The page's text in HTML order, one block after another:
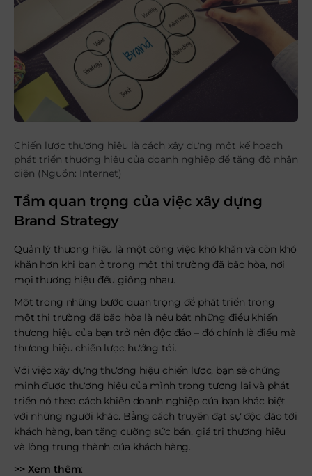
Chiến lược thương hiệu là cách xây dựng một kế hoạch
phát triển thương hiệu của doanh nghiệp để tăng độ nhận
diện (Nguồn: Internet)
Tầm quan trọng của việc xây dựng
Brand Strategy
Quản lý thương hiệu là một công việc khó khăn và còn khó
khăn hơn khi bạn ở trong một thị trường đã bão hòa, nơi
mọi thương hiệu đều giống nhau.
Một trong những bước quan trọng để phát triển trong
một thị trường đã bão hòa là nêu bật những điều khiến
thương hiệu của bạn trở nên độc đáo – đó chính là điều mà
thương hiệu chiến lược hướng tới.
Với việc xây dựng thương hiệu chiến lược, bạn sẽ chứng
minh được thương hiệu của mình trong tương lai và phát
triển nó theo cách khiến doanh nghiệp của bạn khác biệt
với những người khác. Bằng cách truyền đạt sự độc đáo tới
khách hàng, bạn tăng cường sức bán, giá trị thương hiệu
và lòng trung thành của khách hàng.
>> Xem thêm: